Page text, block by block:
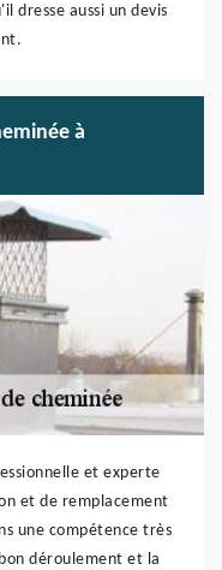
dresse aussi un devis
à
et experte
et de remplacement
une compétence très
déroulement et la